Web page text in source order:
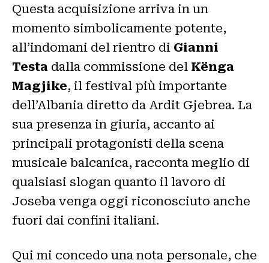
Questa acquisizione arriva in un
momento simbolicamente potente,
all’indomani del rientro di Gianni
Testa dalla commissione del Kënga
Magjike, il festival più importante
dell’Albania diretto da Ardit Gjebrea. La
sua presenza in giuria, accanto ai
principali protagonisti della scena
musicale balcanica, racconta meglio di
qualsiasi slogan quanto il lavoro di
Joseba venga oggi riconosciuto anche
fuori dai confini italiani.
Qui mi concedo una nota personale, che